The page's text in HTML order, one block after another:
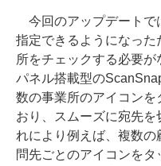
今回のアップデートで
指定できるようになっ
所をチェックする必要
パネル搭載型の
数の事業所のアイコンを
おり、スムーズに宛先を
れにより例えば、複数
問先ごとのアイコンをタ